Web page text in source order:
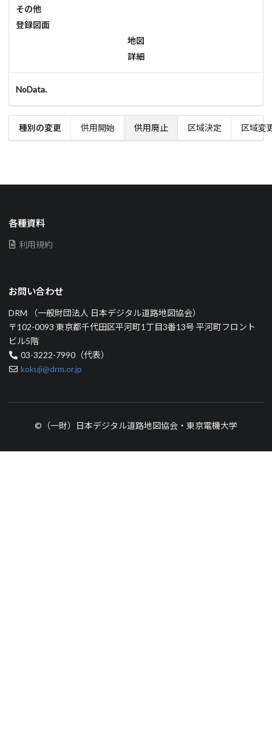
その他
登録図面
地図
詳細
NoData.
種別の変更 供用開始 供用廃止 区域決定 区域変
各種資料
利用規約
お問い合わせ
DRM （一般財団法人 日本デジタル道路地図協会）
〒102-0093 東京都千代田区平河町1丁目3番13号 平河町フロント
ビル5階
03-3222-7990（代表）
kokuji@drm.or.jp
©（一財）日本デジタル道路地図協会・東京電機大学